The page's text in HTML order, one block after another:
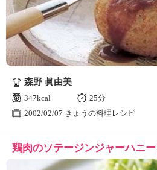
森野 眞由美
347kcal
25分
2002/02/07 きょうの料理レシピ
鶏肉のソテージンジャーハニ